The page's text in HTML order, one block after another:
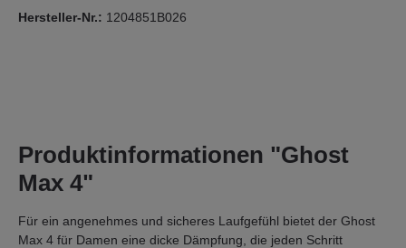
Hersteller-Nr.: 1204851B026
Produktinformationen "Ghost
Max 4"
Für ein angenehmes und sicheres Laufgefühl bietet der Ghost
Max 4 für Damen eine dicke Dämpfung, die jeden Schritt